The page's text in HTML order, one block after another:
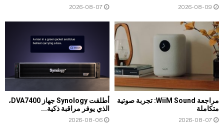
2026-08-09
2026-08-07
مراجعة WiiM Sound: تجربة صوتية
متكاملة
2026-08-07
أطلقت Synology جهاز DVA7400،
الذي يوفر مراقبة ذكية...
2026-08-06